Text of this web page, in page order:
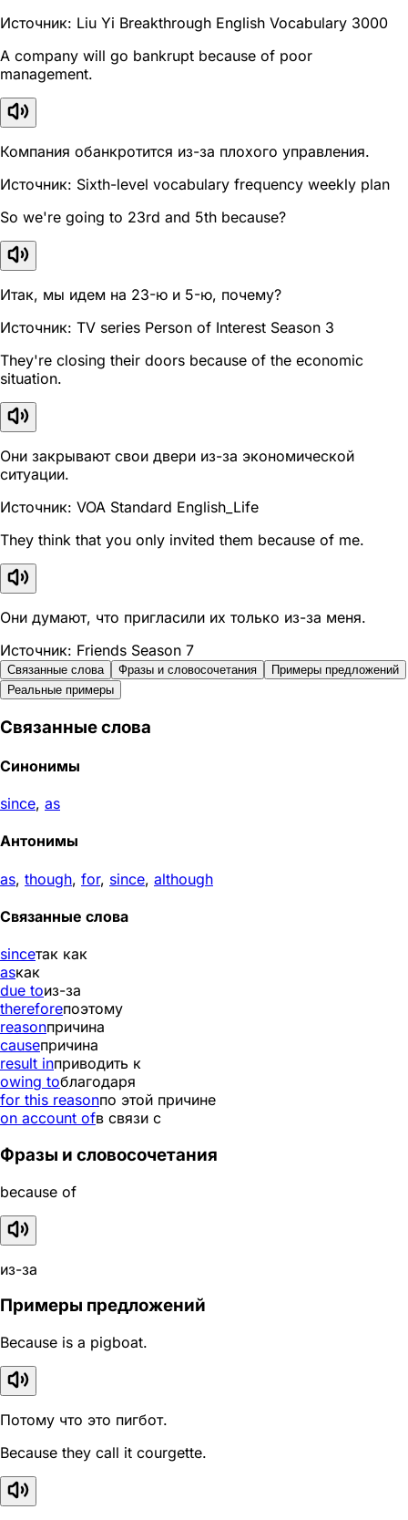
Источник: Liu Yi Breakthrough English Vocabulary 3000
A company will go bankrupt because of poor
management.
Компания обанкротится из-за плохого управления.
Источник: Sixth-level vocabulary frequency weekly plan
So we're going to 23rd and 5th because?
Итак, мы идем на 23-ю и 5-ю, почему?
Источник: TV series Person of Interest Season 3
They're closing their doors because of the economic
situation.
Они закрывают свои двери из-за экономической
ситуации.
Источник: VOA Standard English_Life
They think that you only invited them because of me.
Они думают, что пригласили их только из-за меня.
Источник: Friends Season 7
Связанные слова Фразы и словосочетания
Примеры предложений
Реальные примеры
Связанные слова
Синонимы
since, as
Антонимы
as, though, for, since, although
Связанные слова
sinceтак как
asкак
due toиз-за
thereforeпоэтому
reasonпричина
causeпричина
result inприводить к
owing toблагодаря
for this reasonпо этой причине
on account ofв связи с
Фразы и словосочетания
because of
из-за
Примеры предложений
Because is a pigboat.
Потому что это пигбот.
Because they call it courgette.